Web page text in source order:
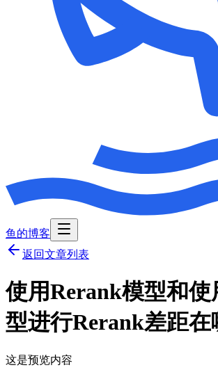
鱼的博客
返回文章列表
使用Rerank模型和使
型进行Rerank差距在
这是预览内容